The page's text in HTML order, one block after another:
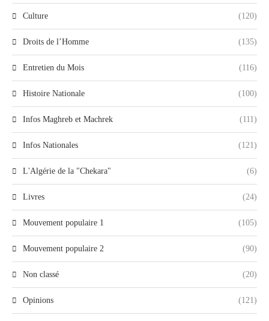
Culture (120)
Droits de l’Homme (135)
Entretien du Mois (116)
Histoire Nationale (100)
Infos Maghreb et Machrek (111)
Infos Nationales (121)
L'Algérie de la "Chekara" (6)
Livres (24)
Mouvement populaire 1 (105)
Mouvement populaire 2 (90)
Non classé (20)
Opinions (121)